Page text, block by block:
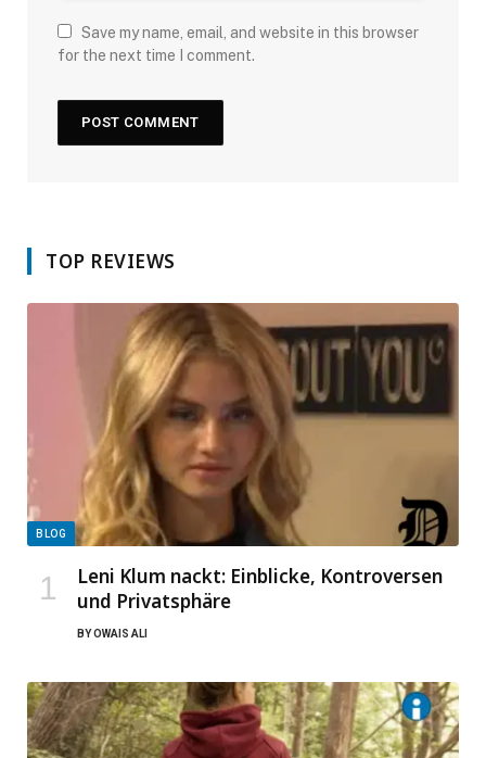
Save my name, email, and website in this browser
for the next time I comment.
TOP REVIEWS
BLOG
Leni Klum nackt: Einblicke, Kontroversen
und Privatsphäre
BYOWAIS ALI